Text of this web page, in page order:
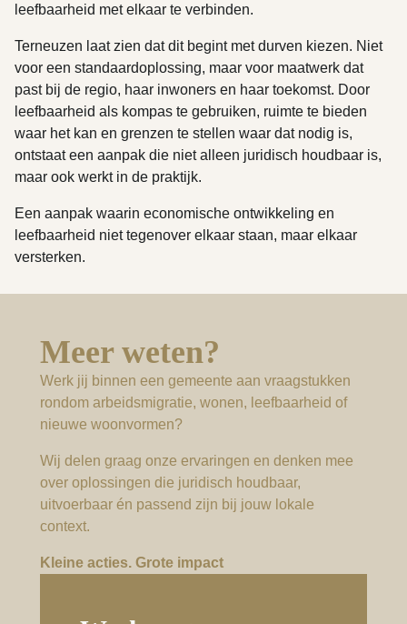
leefbaarheid met elkaar te verbinden.
Terneuzen laat zien dat dit begint met durven kiezen. Niet
voor een standaardoplossing, maar voor maatwerk dat
past bij de regio, haar inwoners en haar toekomst. Door
leefbaarheid als kompas te gebruiken, ruimte te bieden
waar het kan en grenzen te stellen waar dat nodig is,
ontstaat een aanpak die niet alleen juridisch houdbaar is,
maar ook werkt in de praktijk.
Een aanpak waarin economische ontwikkeling en
leefbaarheid niet tegenover elkaar staan, maar elkaar
versterken.
Meer weten?
Werk jij binnen een gemeente aan vraagstukken
rondom arbeidsmigratie, wonen, leefbaarheid of
nieuwe woonvormen?
Wij delen graag onze ervaringen en denken mee
over oplossingen die juridisch houdbaar,
uitvoerbaar én passend zijn bij jouw lokale
context.
Kleine acties. Grote impact